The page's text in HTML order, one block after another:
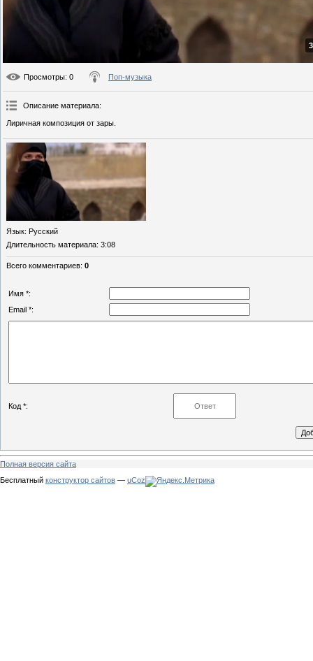
Просмотры: 0 Поп-музыка
Описание материала:
Лиричная композиция от зары.
Язык: Русский
Длительность материала: 3:08
Всего комментариев: 0
Имя *:
Email *:
Код *:
Полная версия сайта
Бесплатный конструктор сайтов — uCoz